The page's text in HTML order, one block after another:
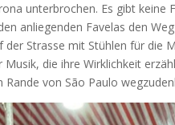
unterbrochen. Es gibt
anliegenden Favelas den
der Strasse mit Stühlen für die
Musik, die ihre Wirklichkeit
Rande von São Paulo